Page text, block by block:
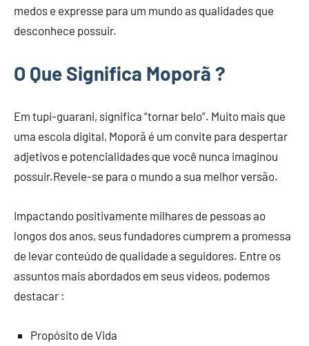
medos e expresse para um mundo as qualidades que
desconhece possuir.
O Que Significa Moporã ?
Em tupi-guarani, significa “tornar belo”. Muito mais que
uma escola digital, Moporã é um convite para despertar
adjetivos e potencialidades que você nunca imaginou
possuir.Revele-se para o mundo a sua melhor versão.
Impactando positivamente milhares de pessoas ao
longos dos anos, seus fundadores cumprem a promessa
de levar conteúdo de qualidade a seguidores. Entre os
assuntos mais abordados em seus vídeos, podemos
destacar :
Propósito de Vida